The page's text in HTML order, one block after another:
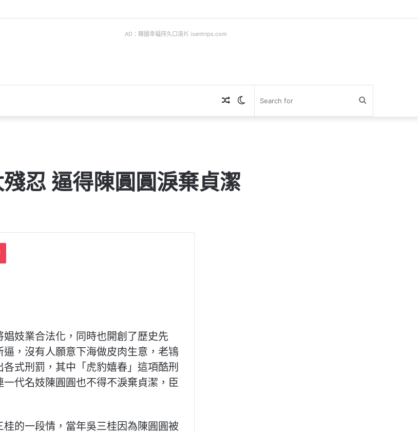
AD：韓國幸福持久口溶片 isentrips.com
Switch
Random
忍 逼得陳圓圓淚棄貞潔
妓業合法化，同時也開創了歷史先
，沒有人願意下海做皮肉生意，老鴇
式刑罰，其中「虎豹嬉春」這項酷刑
代名妓陳圓圓也不得不淚棄貞潔，臣
的一段情，當年吳三桂因為陳圓圓被